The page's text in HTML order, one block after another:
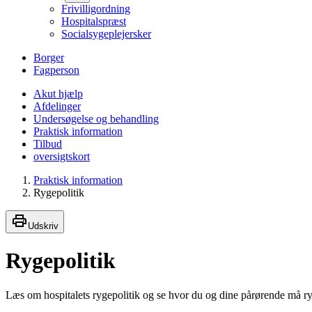
Frivilligordning
Hospitalspræst
Socialsygeplejersker
Borger
Fagperson
Akut hjælp
Afdelinger
Undersøgelse og behandling
Praktisk information
Tilbud
oversigtskort
Praktisk information
Rygepolitik
Udskriv
Rygepolitik
Læs om hospitalets rygepolitik og se hvor du og dine pårørende må